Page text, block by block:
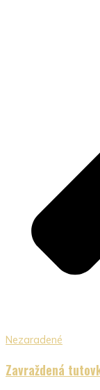
Nezaradené
Zavraždená